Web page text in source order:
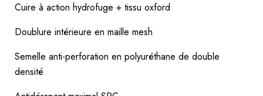
Cuire à action hydrofuge + tissu oxford
Doublure intérieure en maille mesh
Semelle anti-perforation en polyuréthane de double
densité